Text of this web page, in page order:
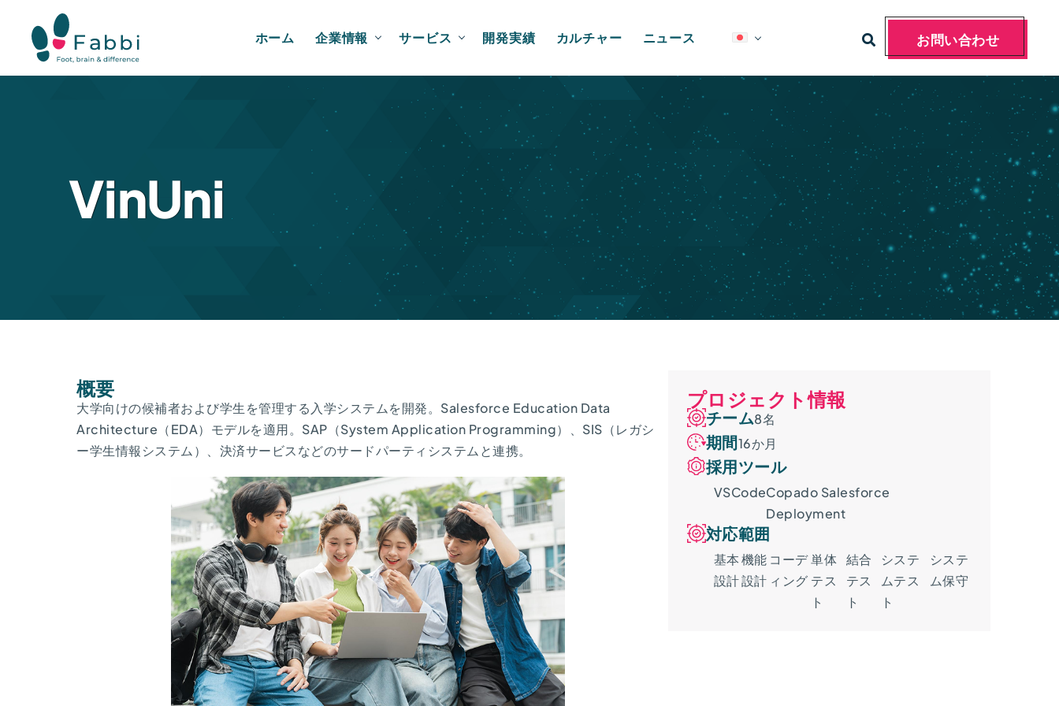
ホーム 企業情報 サービス 開発実績 カルチャー ニュース お問い合わせ
VinUni
概要
大学向けの候補者および学生を管理する入学システムを開発。Salesforce Education Data
Architecture（EDA）モデルを適用。SAP（System Application Programming）、SIS（レガシ
ー学生情報システム）、決済サービスなどのサードパーティシステムと連携。
プロジェクト情報​
チーム8名
期間16か月
採用ツール
VSCodeCopado Salesforce
Deployment
対応範囲
基本
設計
機能
設計
コーデ
ィング
単体
テス
ト
結合
テス
ト
システ
ムテス
ト
システ
ム保守